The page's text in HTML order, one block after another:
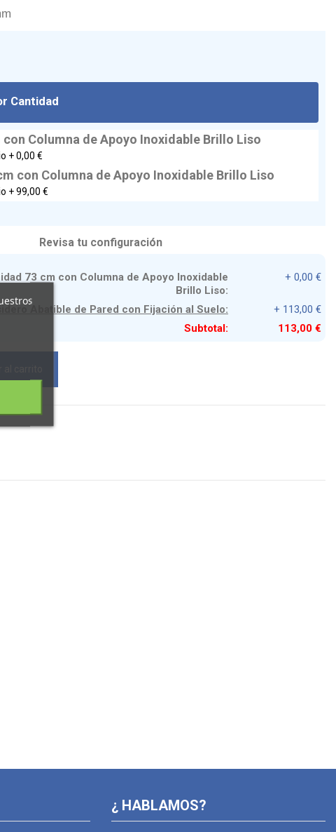
Cantidad
con Columna de Apoyo Inoxidable Brillo Liso
+0,00 €
con Columna de Apoyo Inoxidable Brillo Liso
+99,00 €
Revisa tu configuración
73 cm con Columna de Apoyo Inoxidable
Brillo Liso:
+ 0,00 €
Abatible de Pared con Fijación al Suelo:
+ 113,00 €
Subtotal:
113,00 €
¿ HABLAMOS?